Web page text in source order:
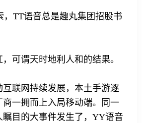
，TT语音总是趣丸集团招股书
可谓天时地利人和的结果。
互联网持续发展，本土手游逐
一拥而上入局移动端。同一
瞩目的大事件发生了，YY语音